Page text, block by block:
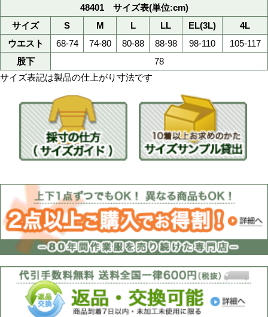
最大サイズ
4L
男女ペア
男女兼用防寒服
スソ直し
スソ直し不可
用途
防寒
素材
ポリエステル100％
素材特徴
撥水加工
生地名
マイクロタフタ
裏地 ポリエステルタフタ
中綿 60ｇキルト
発売開始年
2009年
メーカー品番
48401